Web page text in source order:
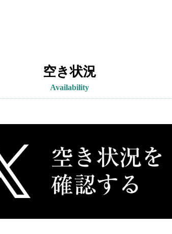
空き状況
Availability